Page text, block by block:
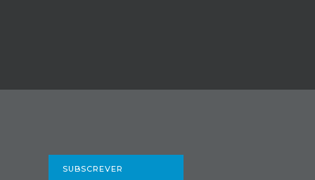
SUBSCREVER